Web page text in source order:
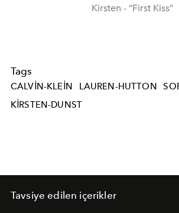
Kirsten - “First Kiss”
Tags
CALVIN-KLEIN LAUREN-HUTTON
KIRSTEN-DUNST
Tavsiye edilen içerikler